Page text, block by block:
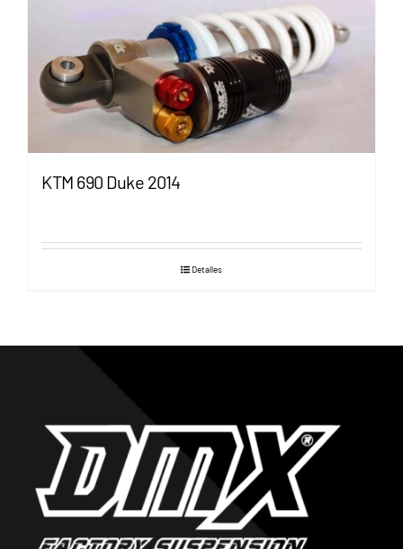
KTM 690 Duke 2014
Detalles